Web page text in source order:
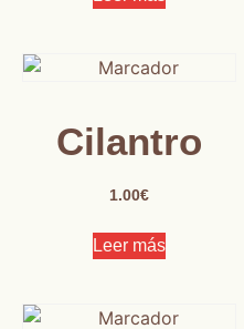
Cilantro
1.00€
Leer más